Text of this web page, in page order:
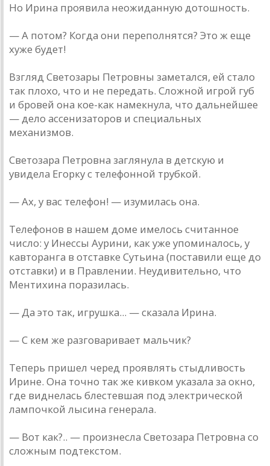
Но Ирина проявила неожиданную дотошность.
— А потом? Когда они переполнятся? Это ж еще
хуже будет!
Взгляд Светозары Петровны заметался, ей стало
так плохо, что и не передать. Сложной игрой губ
и бровей она кое-как намекнула, что дальнейшее
— дело ассенизаторов и специальных
механизмов.
Светозара Петровна заглянула в детскую и
увидела Егорку с телефонной трубкой.
— Ах, у вас телефон! — изумилась она.
Телефонов в нашем доме имелось считанное
число: у Инессы Аурини, как уже упоминалось, у
кавторанга в отставке Сутьина (поставили еще до
отставки) и в Правлении. Неудивительно, что
Ментихина поразилась.
— Да это так, игрушка... — сказала Ирина.
— С кем же разговаривает мальчик?
Теперь пришел черед проявлять стыдливость
Ирине. Она точно так же кивком указала за окно,
где виднелась блестевшая под электрической
лампочкой лысина генерала.
— Вот как?.. — произнесла Светозара Петровна со
сложным подтекстом.